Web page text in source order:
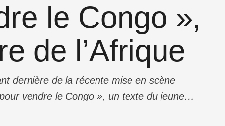
le Congo »,
de l’Afrique
dernière de la récente mise en scène
vendre le Congo », un texte du jeune